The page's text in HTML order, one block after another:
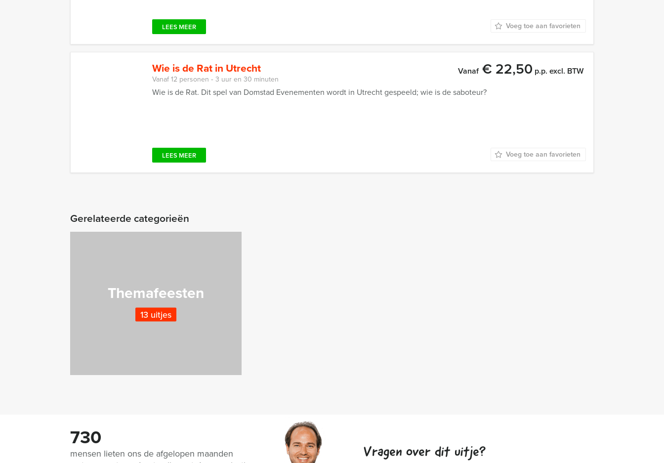
LEES MEER Voeg toe aan favorieten
Wie is de Rat in Utrecht Vanaf€ 22,50 p.p. excl. BTW
Vanaf 12 personen ‐ 3 uur en 30 minuten
Wie is de Rat. Dit spel van Domstad Evenementen wordt in Utrecht gespeeld; wie is de saboteur?
LEES MEER Voeg toe aan favorieten
Gerelateerde categorieën
Themafeesten
13 uitjes
730
mensen lieten ons de afgelopen maanden
Vragen over dit uitje?